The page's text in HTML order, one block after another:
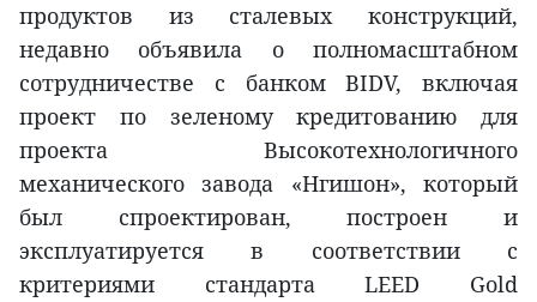
продуктов из сталевых конструкций,
недавно объявила о полномасштабном
сотрудничестве с банком BIDV, включая
проект по зеленому кредитованию для
проекта Высокотехнологичного
механического завода «Нгишон», который
был спроектирован, построен и
эксплуатируется в соответствии с
критериями стандарта LEED Gold